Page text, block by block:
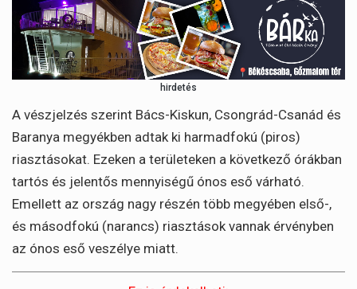
hirdetés
A vészjelzés szerint Bács-Kiskun, Csongrád-Csanád és
Baranya megyékben adtak ki harmadfokú (piros)
riasztásokat. Ezeken a területeken a következő órákban
tartós és jelentős mennyiségű ónos eső várható.
Emellett az ország nagy részén több megyében első-,
és másodfokú (narancs) riasztások vannak érvényben
az ónos eső veszélye miatt.